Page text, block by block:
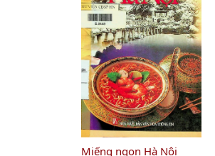
Miếng ngon Hà Nội